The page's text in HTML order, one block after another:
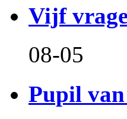
Vijf
08-05
Pupil van